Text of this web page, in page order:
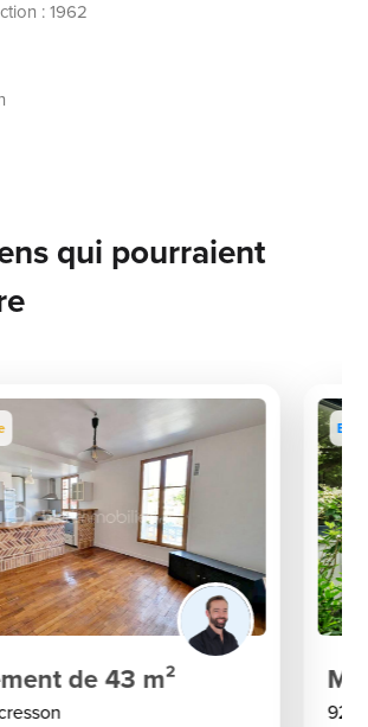
: 1962
qui pourraient
de 43 m²